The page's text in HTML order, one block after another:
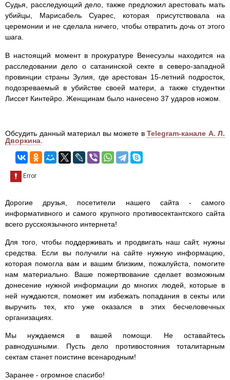
Судья, расследующий дело, также предложил арестовать мать
убийцы, Марисабель Суарес, которая присутствовала на
церемонии и не сделала ничего, чтобы отвратить дочь от этого
шага.
В настоящий момент в прокуратуре Венесуэлы находится на
расследовании дело о сатанинской секте в северо-западной
провинции страны Зулия, где арестован 15-летний подросток,
подозреваемый в убийстве своей матери, а также студентки
Лиссет Кинтейро. Женщинам было нанесено 37 ударов ножом.
Обсудить данный материал вы можете в Telegram-канале А. Л.
Дворкина
Дорогие друзья, посетители нашего сайта - самого
информативного и самого крупного противосектантского сайта
всего русскоязычного интернета!
Для того, чтобы поддерживать и продвигать наш сайт, нужны
средства. Если вы получили на сайте нужную информацию,
которая помогла вам и вашим близким, пожалуйста, помогите
нам материально. Ваше пожертвование сделает возможным
донесение нужной информации до многих людей, которые в
ней нуждаются, поможет им избежать попадания в секты или
выручить тех, кто уже оказался в этих бесчеловечных
организациях.
Мы нуждаемся в вашей помощи. Не оставайтесь
равнодушными. Пусть дело противостояния тоталитарным
сектам станет поистине всенародным!
Заранее - огромное спасибо!